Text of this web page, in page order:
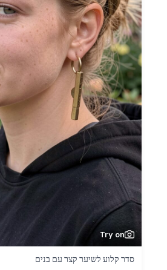
Try on
סדר קלוע לשיער קצר עם בנים